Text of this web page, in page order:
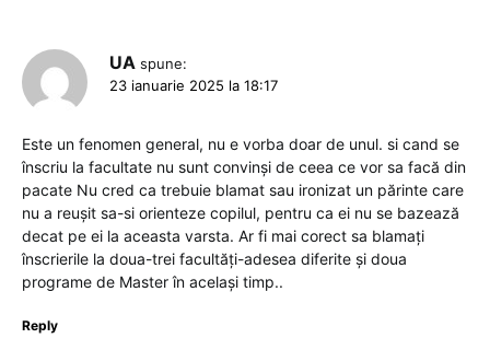
UA spune:
23 ianuarie 2025 la 18:17
Este un fenomen general, nu e vorba doar de unul. si cand se
înscriu la facultate nu sunt convinși de ceea ce vor sa facă din
pacate Nu cred ca trebuie blamat sau ironizat un părinte care
nu a reușit sa-si orienteze copilul, pentru ca ei nu se bazează
decat pe ei la aceasta varsta. Ar fi mai corect sa blamați
înscrierile la doua-trei facultăți-adesea diferite și doua
programe de Master în același timp..
Reply